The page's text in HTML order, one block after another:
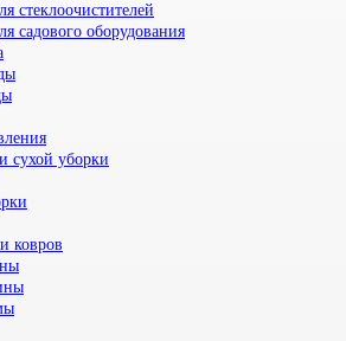
стеклоочистителей
садового оборудования
сухой уборки
ковров